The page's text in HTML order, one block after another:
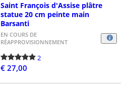
Saint François d'Assise plâtre
statue 20 cm peinte main
Barsanti
EN COURS DE
RÉAPPROVISIONNEMENT
2
€ 27,00